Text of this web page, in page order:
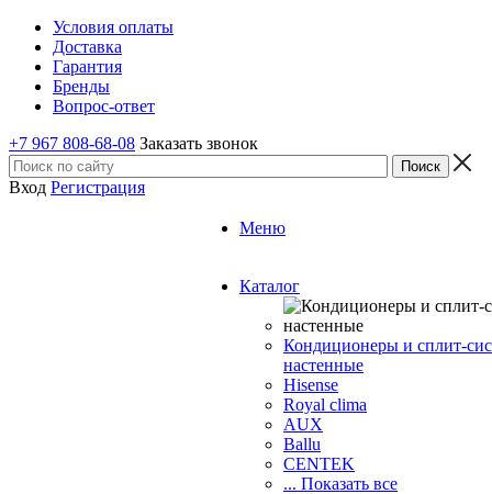
Условия оплаты
Доставка
Гарантия
Бренды
Вопрос-ответ
+7 967 808-68-08 Заказать звонок
Вход Регистрация
Меню
Каталог
Кондиционеры и сплит-
настенные
Hisense
Royal clima
AUX
Ballu
CENTEK
... Показать все